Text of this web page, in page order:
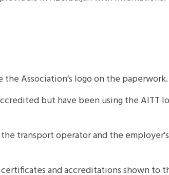
Association’s logo on the paperwork.
but have been using the AITT
transport operator and the
and accreditations shown